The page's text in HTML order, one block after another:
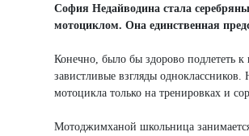
София Недайводина стала
мотоциклом. Она единственная
Конечно, было бы здорово подлететь
завистливые взгляды
мотоцикла только на тренировках и
Мотоджимханой школьница